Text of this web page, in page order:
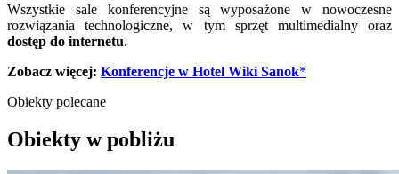
Wszystkie sale konferencyjne są wyposażone w nowoczesne
rozwiązania technologiczne, w tym sprzęt multimedialny oraz
dostęp do internetu.
Zobacz więcej: Konferencje w Hotel Wiki Sanok*
Obiekty polecane
Obiekty w pobliżu